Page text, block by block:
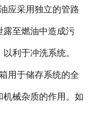
采用独立的管路
露至燃油中造成污
利于冲洗系统。
于储存系统的全
械杂质的作用。如